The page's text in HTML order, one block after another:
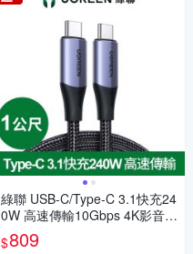
綠聯 USB-C/Type-C 3.1快充24
0W 高速傳輸10Gbps 4K影音
金屬殼編織 專業版 (1公尺)
$809